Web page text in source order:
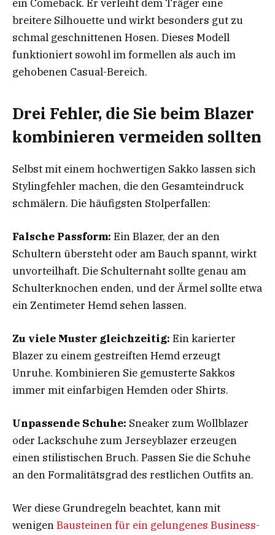
ein Comeback. Er verleiht dem Träger eine
breitere Silhouette und wirkt besonders gut zu
schmal geschnittenen Hosen. Dieses Modell
funktioniert sowohl im formellen als auch im
gehobenen Casual-Bereich.
Drei Fehler, die Sie beim Blazer
kombinieren vermeiden sollten
Selbst mit einem hochwertigen Sakko lassen sich
Stylingfehler machen, die den Gesamteindruck
schmälern. Die häufigsten Stolperfallen:
Falsche Passform: Ein Blazer, der an den
Schultern übersteht oder am Bauch spannt, wirkt
unvorteilhaft. Die Schulternaht sollte genau am
Schulterknochen enden, und der Ärmel sollte etwa
ein Zentimeter Hemd sehen lassen.
Zu viele Muster gleichzeitig: Ein karierter
Blazer zu einem gestreiften Hemd erzeugt
Unruhe. Kombinieren Sie gemusterte Sakkos
immer mit einfarbigen Hemden oder Shirts.
Unpassende Schuhe: Sneaker zum Wollblazer
oder Lackschuhe zum Jerseyblazer erzeugen
einen stilistischen Bruch. Passen Sie die Schuhe
an den Formalitätsgrad des restlichen Outfits an.
Wer diese Grundregeln beachtet, kann mit
wenigenBausteinen für ein gelungenes Business-